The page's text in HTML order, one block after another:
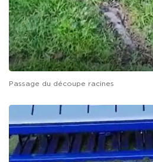
Passage du découpe racines